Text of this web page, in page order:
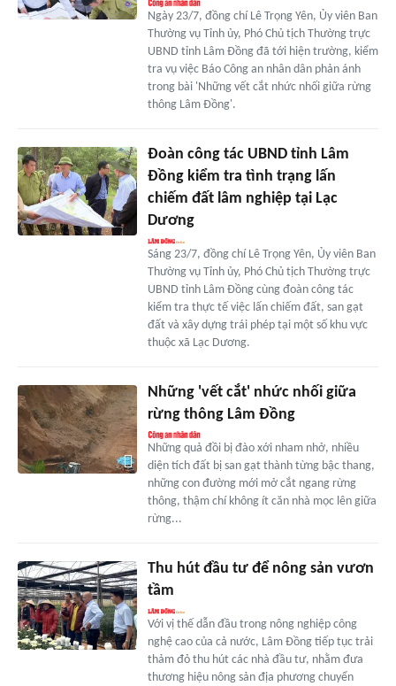
Ngày 23/7, đồng chí Lê Trọng Yên, Ủy viên Ban
Thường vụ Tỉnh ủy, Phó Chủ tịch Thường trực
UBND tỉnh Lâm Đồng đã tới hiện trường, kiểm
tra vụ việc Báo Công an nhân dân phản ánh
trong bài 'Những vết cắt nhức nhối giữa rừng
thông Lâm Đồng'.
Đoàn công tác UBND tỉnh Lâm
Đồng kiểm tra tình trạng lấn
chiếm đất lâm nghiệp tại Lạc
Dương
Sáng 23/7, đồng chí Lê Trọng Yên, Ủy viên Ban
Thường vụ Tỉnh ủy, Phó Chủ tịch Thường trực
UBND tỉnh Lâm Đồng cùng đoàn công tác
kiểm tra thực tế việc lấn chiếm đất, san gạt
đất và xây dựng trái phép tại một số khu vực
thuộc xã Lạc Dương.
Những 'vết cắt' nhức nhối giữa
rừng thông Lâm Đồng
Những quả đồi bị đào xới nham nhở, nhiều
diện tích đất bị san gạt thành từng bậc thang,
những con đường mới mở cắt ngang rừng
thông, thậm chí không ít căn nhà mọc lên giữa
rừng...
Thu hút đầu tư để nông sản vươn
tầm
Với vị thế dẫn đầu trong nông nghiệp công
nghệ cao của cả nước, Lâm Đồng tiếp tục trải
thảm đỏ thu hút các nhà đầu tư, nhằm đưa
thương hiệu nông sản địa phương chuyển